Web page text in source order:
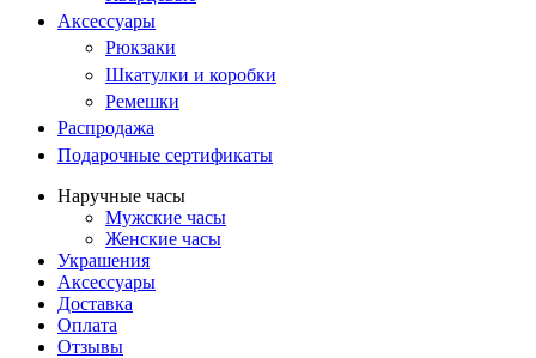
Аксессуары
Рюкзаки
Шкатулки и коробки
Ремешки
Распродажа
Подарочные сертификаты
Наручные часы
Мужские часы
Женские часы
Украшения
Аксессуары
Доставка
Оплата
Отзывы